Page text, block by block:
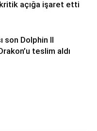
açığa işaret etti
son Dolphin II
teslim aldı